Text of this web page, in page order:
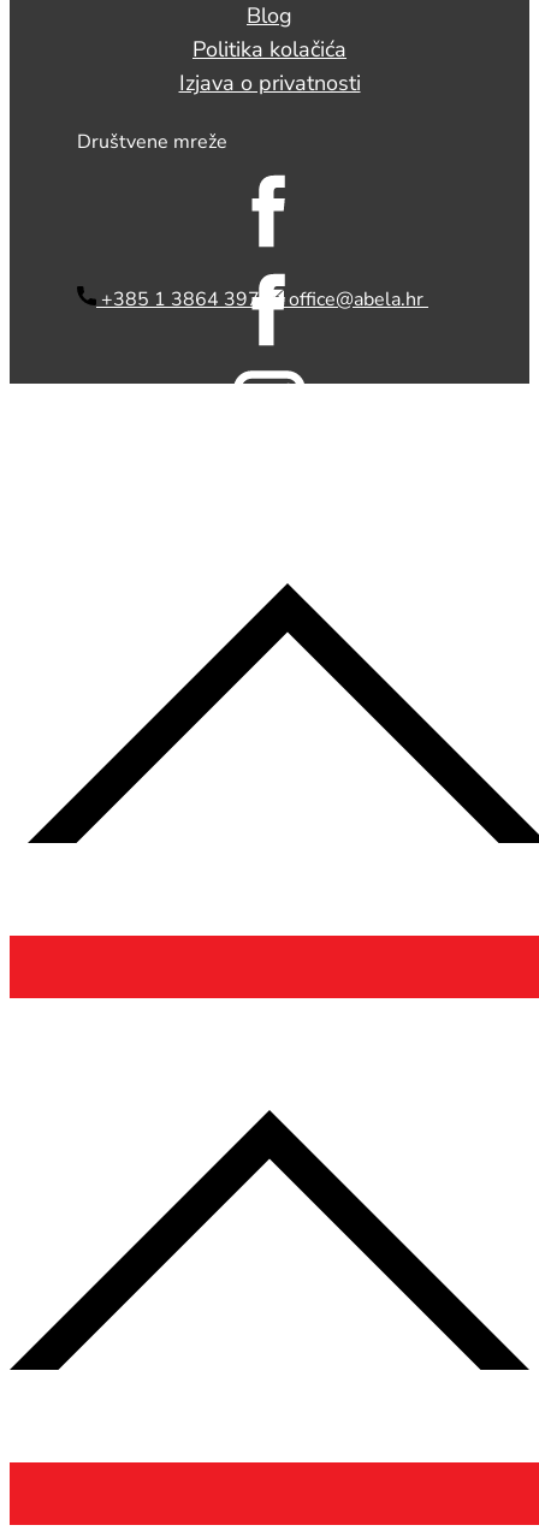
Blog
Politika kolačića
Izjava o privatnosti
Društvene mreže
​ +385 1 3864 397 office@abela.hr